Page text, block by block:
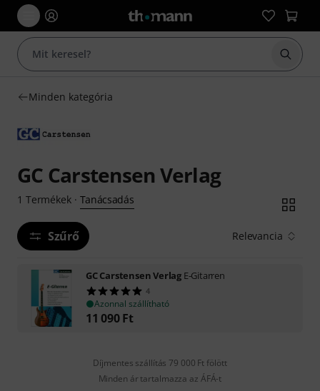
Minden kategória
GC Carstensen Verlag
1 Termékek· Tanácsadás
Szűrő Relevancia
GC Carstensen Verlag E-Gitarren
4
Azonnal szállítható
11 090 Ft
Díjmentes szállítás 79 000 Ft fölött
Minden ár tartalmazza az ÁFÁ-t